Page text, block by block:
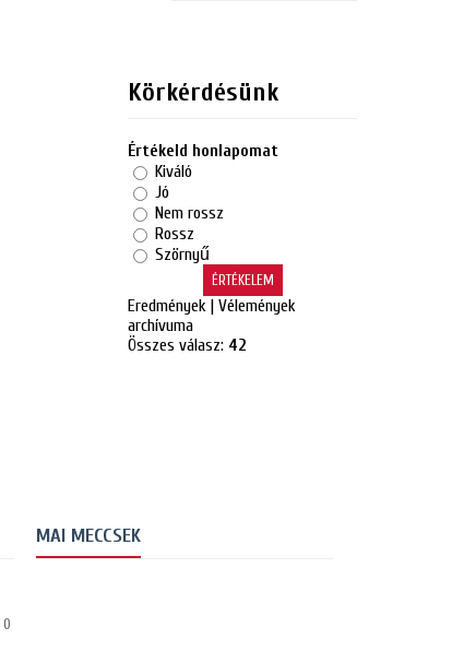
Körkérdésünk
Értékeld honlapomat
Kiváló
Jó
Nem rossz
Rossz
Szörnyű
Eredmények | Vélemények
archívuma
Összes válasz: 42
0
MAI MECCSEK